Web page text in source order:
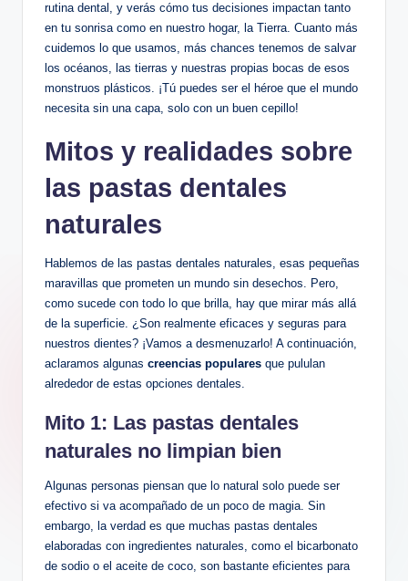
rutina dental, y verás cómo tus decisiones impactan tanto
en tu sonrisa como en nuestro hogar, la Tierra. Cuanto más
cuidemos lo que usamos, más chances tenemos de salvar
los océanos, las tierras y nuestras propias bocas de esos
monstruos plásticos. ¡Tú puedes ser el héroe que el mundo
necesita sin una capa, solo con un buen cepillo!
Mitos y realidades sobre
las pastas dentales
naturales
Hablemos de las pastas dentales naturales, esas pequeñas
maravillas que prometen un mundo sin desechos. Pero,
como sucede con todo lo que brilla, hay que mirar más allá
de la superficie. ¿Son realmente eficaces y seguras para
nuestros dientes? ¡Vamos a desmenuzarlo! A continuación,
aclaramos algunas creencias populares que pululan
alrededor de estas opciones dentales.
Mito 1: Las pastas dentales
naturales no limpian bien
Algunas personas piensan que lo natural solo puede ser
efectivo si va acompañado de un poco de magia. Sin
embargo, la verdad es que muchas pastas dentales
elaboradas con ingredientes naturales, como el bicarbonato
de sodio o el aceite de coco, son bastante eficientes para